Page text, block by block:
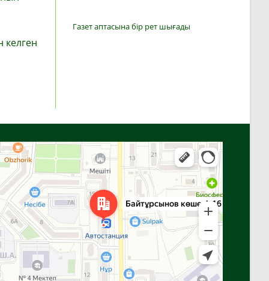
келген
Газет аптасына бір рет шығады
Карталар — көлік, навигация, орындарды іздеу